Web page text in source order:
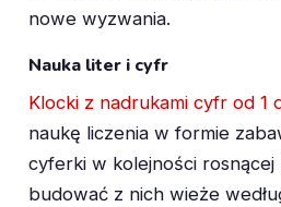
nowe wyzwania.
Nauka liter i cyfr
Klocki z nadrukami cyfr od 1
naukę liczenia w formie
cyferki w kolejności rosnącej
budować z nich wieże